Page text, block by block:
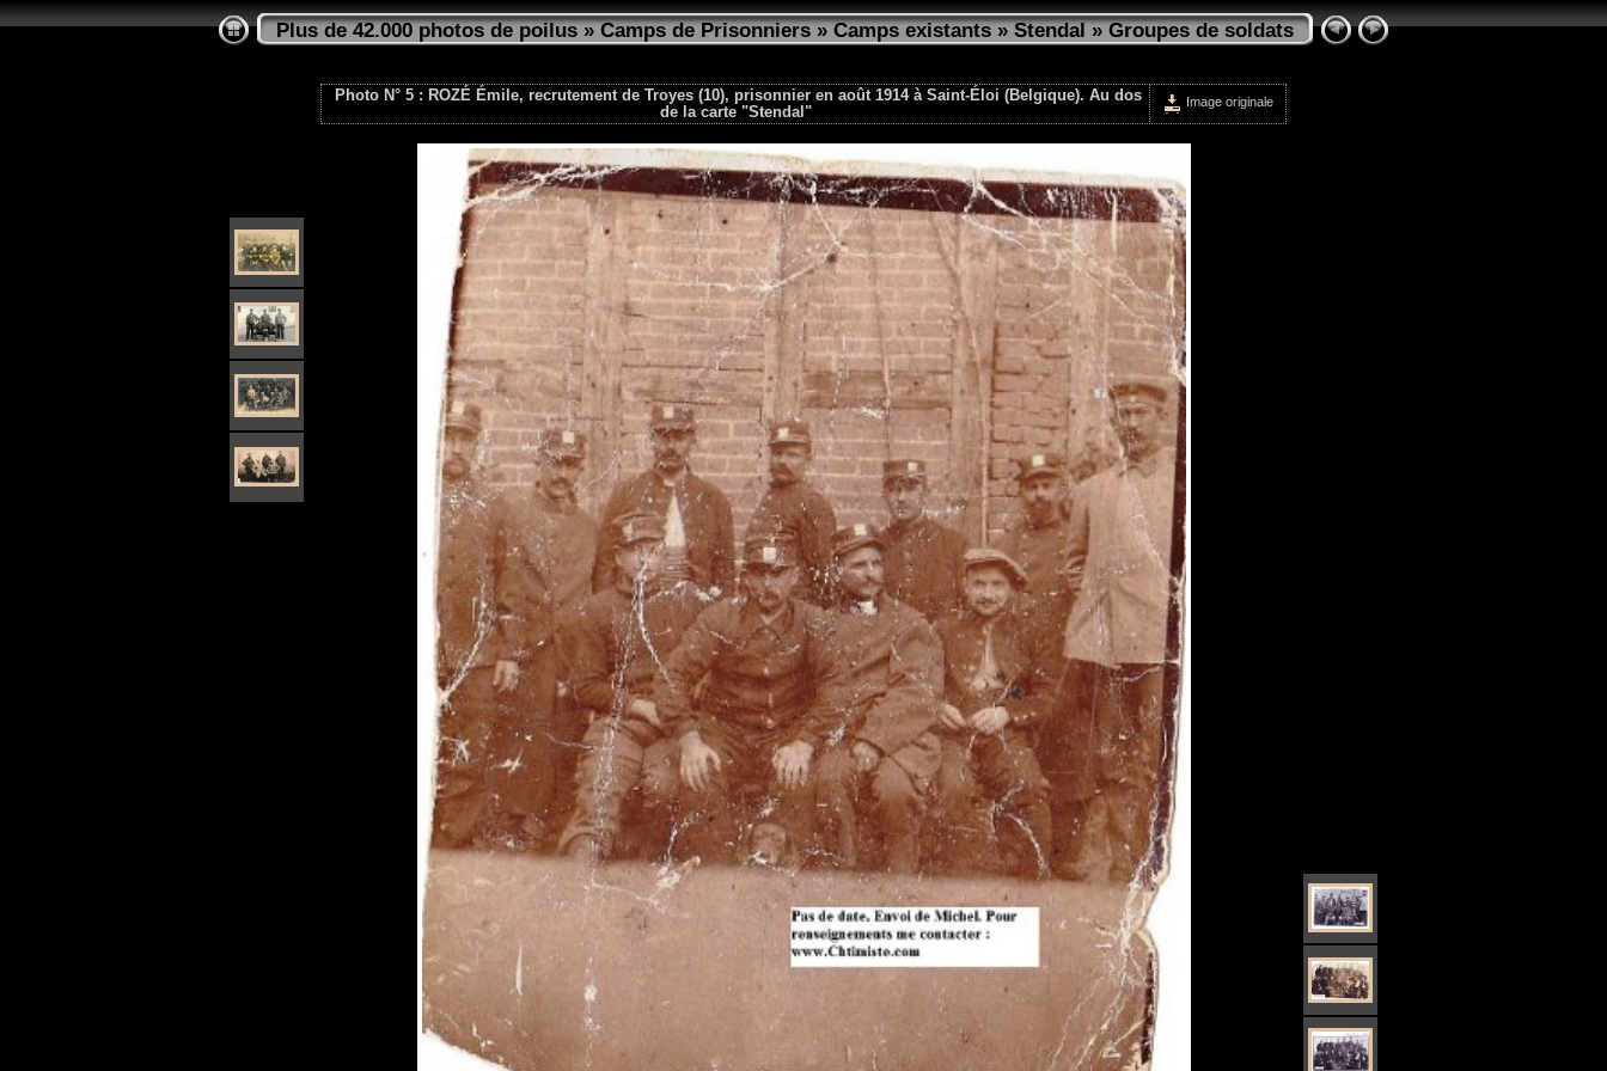
Plus de 42.000 photos de poilus»Camps de Prisonniers»Camps existants»Stendal»Groupes de soldats
Photo N° 5 : ROZÉ Émile, recrutement de Troyes (10), prisonnier en août 1914 à Saint-Éloi (Belgique). Au dos
de la carte "Stendal"
Image originale